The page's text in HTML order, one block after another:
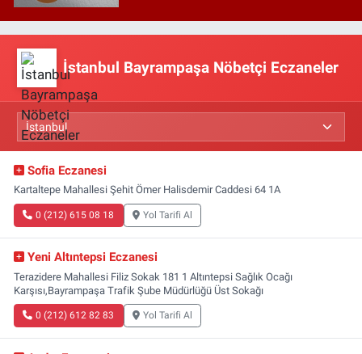
İstanbul Bayrampaşa Nöbetçi Eczaneler
Sofia Eczanesi
Kartaltepe Mahallesi Şehit Ömer Halisdemir Caddesi 64 1A
0 (212) 615 08 18 Yol Tarifi Al
Yeni Altıntepsi Eczanesi
Terazidere Mahallesi Filiz Sokak 181 1 Altıntepsi Sağlık Ocağı
Karşısı,Bayrampaşa Trafik Şube Müdürlüğü Üst Sokağı
0 (212) 612 82 83 Yol Tarifi Al